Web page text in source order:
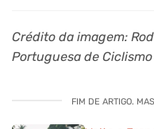
Crédito da imagem:
Portuguesa de Ciclismo
FIM DE ARTIGO.